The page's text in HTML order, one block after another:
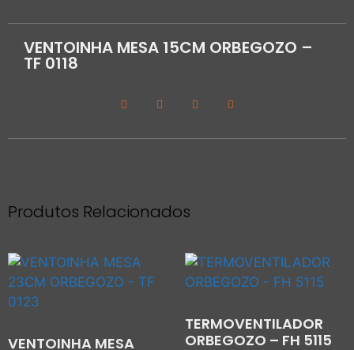
VENTOINHA MESA 15CM ORBEGOZO –
TF 0118
Produtos Relacionados
VENTOINHA MESA
TERMOVENTILADOR
ORBEGOZO – FH 5115